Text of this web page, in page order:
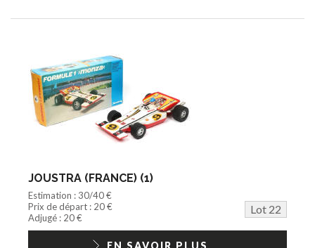
JOUSTRA (FRANCE) (1)
Estimation : 30/40 €
Prix de départ : 20 €
Lot 22
Adjugé : 20 €
EN SAVOIR PLUS